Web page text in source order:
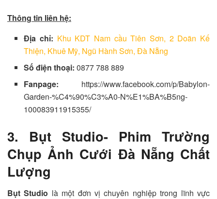
Thông tin liên hệ:
Địa chỉ: Khu KDT Nam cầu Tiên Sơn, 2 Doãn Kế
Thiện, Khuê Mỹ, Ngũ Hành Sơn, Đà Nẵng
Số điện thoại:0877 788 889
Fanpage: https://www.facebook.com/p/Babylon-
Garden-%C4%90%C3%A0-N%E1%BA%B5ng-
100083911915355/
3. Bụt Studio- Phim Trường
Chụp Ảnh Cưới Đà Nẵng Chất
Lượng
Bụt Studio là một đơn vị chuyên nghiệp trong lĩnh vực